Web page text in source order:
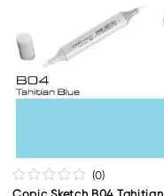
(0)
Copic Sketch B04 Tahitian